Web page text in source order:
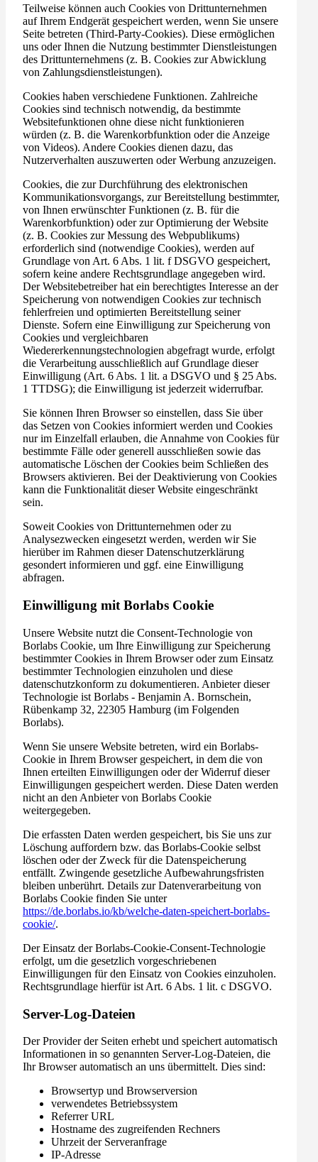
Teilweise können auch Cookies von Drittunternehmen
auf Ihrem Endgerät gespeichert werden, wenn Sie unsere
Seite betreten (Third-Party-Cookies). Diese ermöglichen
uns oder Ihnen die Nutzung bestimmter Dienstleistungen
des Drittunternehmens (z. B. Cookies zur Abwicklung
von Zahlungsdienstleistungen).
Cookies haben verschiedene Funktionen. Zahlreiche
Cookies sind technisch notwendig, da bestimmte
Websitefunktionen ohne diese nicht funktionieren
würden (z. B. die Warenkorbfunktion oder die Anzeige
von Videos). Andere Cookies dienen dazu, das
Nutzerverhalten auszuwerten oder Werbung anzuzeigen.
Cookies, die zur Durchführung des elektronischen
Kommunikationsvorgangs, zur Bereitstellung bestimmter,
von Ihnen erwünschter Funktionen (z. B. für die
Warenkorbfunktion) oder zur Optimierung der Website
(z. B. Cookies zur Messung des Webpublikums)
erforderlich sind (notwendige Cookies), werden auf
Grundlage von Art. 6 Abs. 1 lit. f DSGVO gespeichert,
sofern keine andere Rechtsgrundlage angegeben wird.
Der Websitebetreiber hat ein berechtigtes Interesse an der
Speicherung von notwendigen Cookies zur technisch
fehlerfreien und optimierten Bereitstellung seiner
Dienste. Sofern eine Einwilligung zur Speicherung von
Cookies und vergleichbaren
Wiedererkennungstechnologien abgefragt wurde, erfolgt
die Verarbeitung ausschließlich auf Grundlage dieser
Einwilligung (Art. 6 Abs. 1 lit. a DSGVO und § 25 Abs.
1 TTDSG); die Einwilligung ist jederzeit widerrufbar.
Sie können Ihren Browser so einstellen, dass Sie über
das Setzen von Cookies informiert werden und Cookies
nur im Einzelfall erlauben, die Annahme von Cookies für
bestimmte Fälle oder generell ausschließen sowie das
automatische Löschen der Cookies beim Schließen des
Browsers aktivieren. Bei der Deaktivierung von Cookies
kann die Funktionalität dieser Website eingeschränkt
sein.
Soweit Cookies von Drittunternehmen oder zu
Analysezwecken eingesetzt werden, werden wir Sie
hierüber im Rahmen dieser Datenschutzerklärung
gesondert informieren und ggf. eine Einwilligung
abfragen.
Einwilligung mit Borlabs Cookie
Unsere Website nutzt die Consent-Technologie von
Borlabs Cookie, um Ihre Einwilligung zur Speicherung
bestimmter Cookies in Ihrem Browser oder zum Einsatz
bestimmter Technologien einzuholen und diese
datenschutzkonform zu dokumentieren. Anbieter dieser
Technologie ist Borlabs - Benjamin A. Bornschein,
Rübenkamp 32, 22305 Hamburg (im Folgenden
Borlabs).
Wenn Sie unsere Website betreten, wird ein Borlabs-
Cookie in Ihrem Browser gespeichert, in dem die von
Ihnen erteilten Einwilligungen oder der Widerruf dieser
Einwilligungen gespeichert werden. Diese Daten werden
nicht an den Anbieter von Borlabs Cookie
weitergegeben.
Die erfassten Daten werden gespeichert, bis Sie uns zur
Löschung auffordern bzw. das Borlabs-Cookie selbst
löschen oder der Zweck für die Datenspeicherung
entfällt. Zwingende gesetzliche Aufbewahrungsfristen
bleiben unberührt. Details zur Datenverarbeitung von
Borlabs Cookie finden Sie unter
https://de.borlabs.io/kb/welche-daten-speichert-borlabs-
cookie/.
Der Einsatz der Borlabs-Cookie-Consent-Technologie
erfolgt, um die gesetzlich vorgeschriebenen
Einwilligungen für den Einsatz von Cookies einzuholen.
Rechtsgrundlage hierfür ist Art. 6 Abs. 1 lit. c DSGVO.
Server-Log-Dateien
Der Provider der Seiten erhebt und speichert automatisch
Informationen in so genannten Server-Log-Dateien, die
Ihr Browser automatisch an uns übermittelt. Dies sind:
Browsertyp und Browserversion
verwendetes Betriebssystem
Referrer URL
Hostname des zugreifenden Rechners
Uhrzeit der Serveranfrage
IP-Adresse